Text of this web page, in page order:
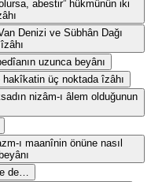
abestir” hükmünün iki
Denizi ve Sübhân Dağı
uzunca beyânı
üç noktada îzâhı
nizâm-ı âlem olduğunun
ı maanînin önüne nasıl
de…